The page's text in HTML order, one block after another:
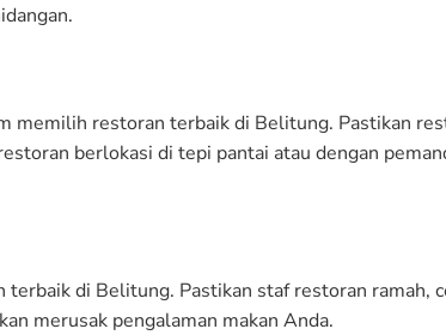
memilih restoran terbaik di Belitung. Pastikan
berlokasi di tepi pantai atau dengan
di Belitung. Pastikan staf restoran ramah,
merusak pengalaman makan Anda.